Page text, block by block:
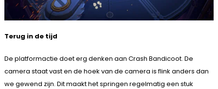
Terug in de tijd
De platformactie doet erg denken aan Crash Bandicoot. De
camera staat vast en de hoek van de camera is flink anders dan
we gewend zijn. Dit maakt het springen regelmatig een stuk